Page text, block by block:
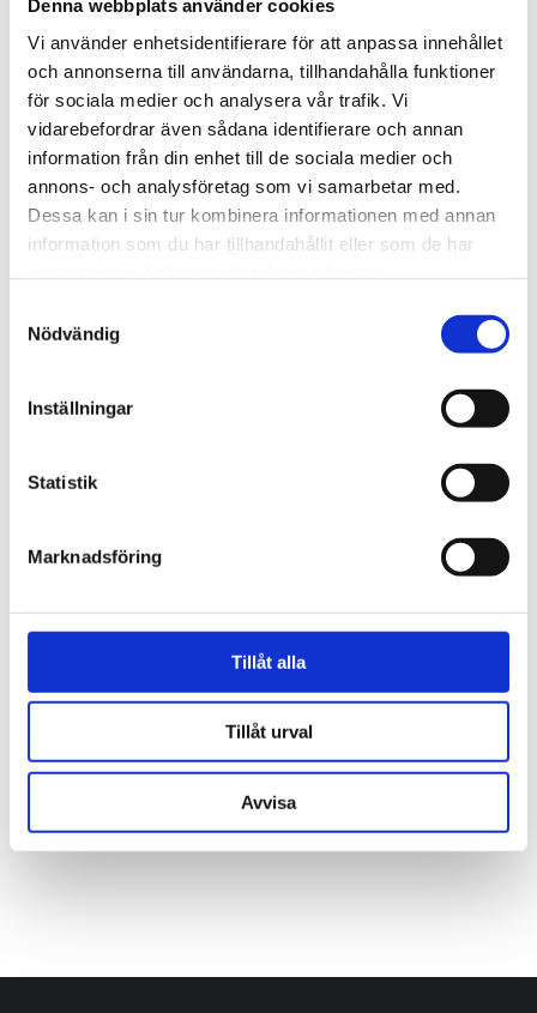
Denna webbplats använder cookies
Vi använder enhetsidentifierare för att anpassa innehållet
och annonserna till användarna, tillhandahålla funktioner
för sociala medier och analysera vår trafik. Vi
vidarebefordrar även sådana identifierare och annan
information från din enhet till de sociala medier och
annons- och analysföretag som vi samarbetar med.
Dessa kan i sin tur kombinera informationen med annan
information som du har tillhandahållit eller som de har
Nödvändig
Inställningar
Statistik
Marknadsföring
Tillåt alla
Tillåt urval
Avvisa
Skrotproffset med hjärtat i
Södertälje!
Nyheter 2026-03-04
Södertälje Skrotaffär blir Lantz Järn
& Metall Södertälje
Nyheter 2026-02-12
Ska du skrota bilen? Här är allt du…
Nyheter 2025-12-02
metallskrot?
Lantz Energy & Metal Source AB